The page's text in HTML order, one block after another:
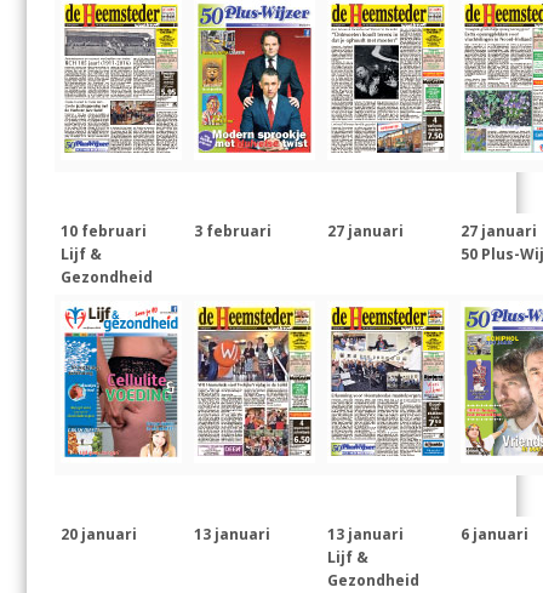
10 februari
Lijf &
Gezondheid
3 februari 27 januari
27 januari
50 Plus-
20 januari 13 januari
13 januari
Lijf &
Gezondheid
6 januari